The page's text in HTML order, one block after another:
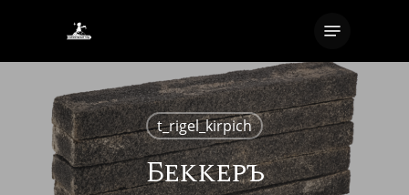
main
t_rigel_kirpich
Беккеръ